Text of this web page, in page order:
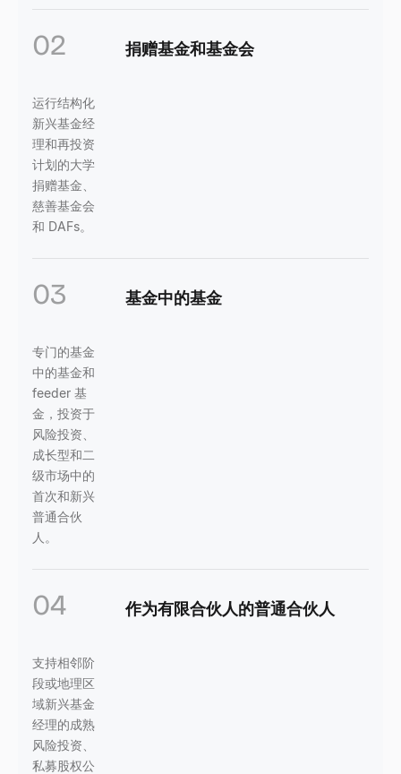
02 捐赠基金和基金会
运行结构化
新兴基金经
理和再投资
计划的大学
捐赠基金、
慈善基金会
和 DAFs。
03 基金中的基金
专门的基金
中的基金和
feeder 基
金，投资于
风险投资、
成长型和二
级市场中的
首次和新兴
普通合伙
人。
04 作为有限合伙人的普通合伙人
支持相邻阶
段或地理区
域新兴基金
经理的成熟
风险投资、
私募股权公